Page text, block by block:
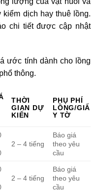
dịch hay thuê lồng.
chi tiết được cập nhật
ước tính dành cho lồng
thông.
THỜI
GIAN DỰ
KIẾN
PHỤ PHÍ
LỒNG/GIẤ
Y TỜ
2 – 4 tiếng
Báo giá
theo yêu
cầu
2 – 4 tiếng
Báo giá
theo yêu
cầu